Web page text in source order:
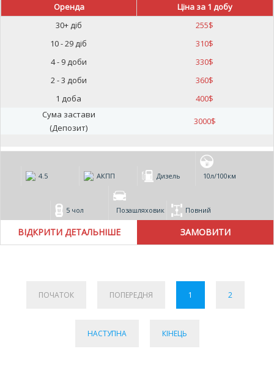
Оренда
Ціна за 1 добу
30+ діб
255$
10 - 29 діб
310$
4 - 9 доби
330$
2 - 3 доби
360$
1 доба
400$
Сума застави
(Депозит)
3000$
4.5 АКПП Дизель 10л/100км
5 чол Позашляховик Повний
ВІДКРИТИ ДЕТАЛЬНІШЕ
ПОЧАТОК ПОПЕРЕДНЯ 1 2
НАСТУПНА КІНЕЦЬ